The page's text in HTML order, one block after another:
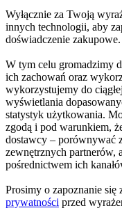
Wyłącznie za Twoją
innych technologii, aby
doświadczenie zakupowe.
W tym celu gromadzimy
ich zachowań oraz
wykorzystujemy do
wyświetlania
statystyk użytkowania.
zgodą i pod warunkiem,
dostawcy – porównywać
zewnętrznych partnerów,
pośrednictwem ich
Prosimy o zapoznanie się
prywatności przed